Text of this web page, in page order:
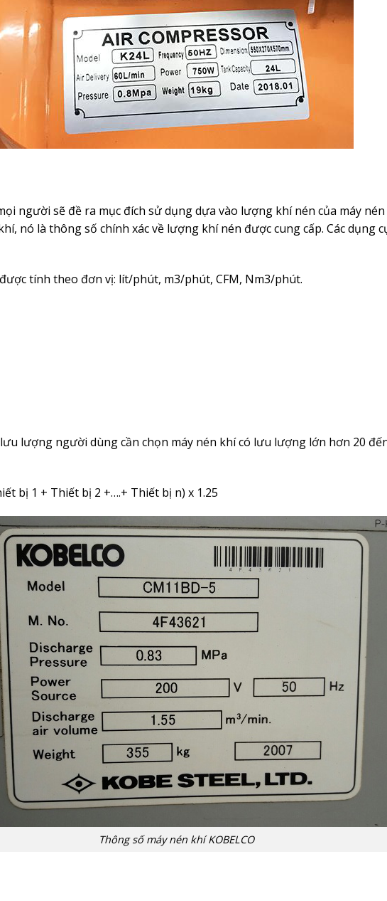
người sẽ đề ra mục đích sử dụng dựa vào lượng khí nén của máy
nó là thông số chính xác về lượng khí nén được cung cấp. Các dụng
tính theo đơn vị: lít/phút, m3/phút, CFM, Nm3/phút.
lượng người dùng cần chọn máy nén khí có lưu lượng lớn hơn 20
bị 1 + Thiết bị 2 +….+ Thiết bị n) x 1.25
Thông số máy nén khí KOBELCO